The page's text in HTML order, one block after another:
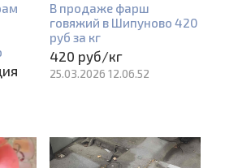
В продаже фарш
говяжий в Шипуново 420
руб за кг
420 руб/кг
25.03.2026 12.06.52